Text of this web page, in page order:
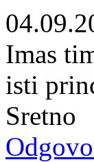
Imas
isti
Sretno